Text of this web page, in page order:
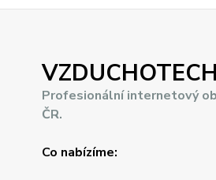
Profesionální internetový
ČR.
Co nabízíme: